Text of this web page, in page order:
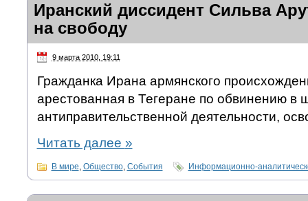
Иранский диссидент Сильва
на свободу
9 марта 2010, 19:11
Гражданка Ирана армянского
арестованная в Тегеране по обвинению в
антиправительственной деятельности,
Читать далее »
В мире, Общество, События Информационно-